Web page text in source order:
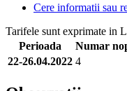
Cere informatii sau
Tarifele sunt exprimate in
Perioada
Numar
22-26.04.2022 4